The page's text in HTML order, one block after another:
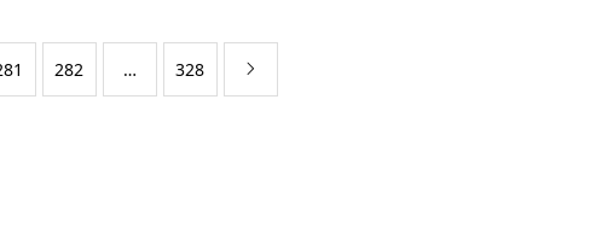
282 … 328 